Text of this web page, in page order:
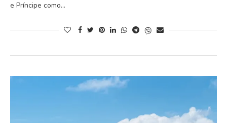
e Príncipe como…